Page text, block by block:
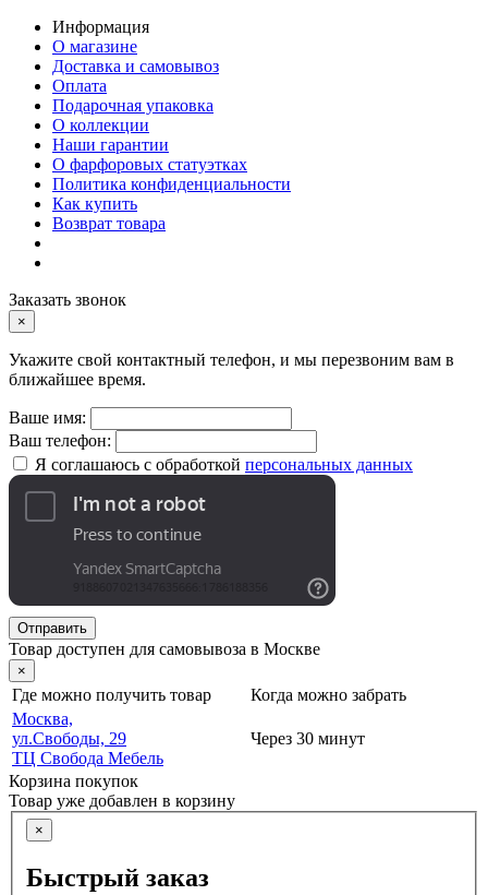
Информация
О магазине
Доставка и самовывоз
Оплата
Подарочная упаковка
О коллекции
Наши гарантии
О фарфоровых статуэтках
Политика конфиденциальности
Как купить
Возврат товара
Заказать звонок
×
Укажите свой контактный телефон, и мы перезвоним вам в
ближайшее время.
Ваше имя:
Ваш телефон:
Я соглашаюсь с обработкой персональных данных
Отправить
Товар доступен для самовывоза в Москве
×
Где можно получить товар
Когда можно забрать
Москва,
ул.Свободы, 29
ТЦ Свобода Мебель
Через 30 минут
Корзина покупок
Товар уже добавлен в корзину
×
Быстрый заказ